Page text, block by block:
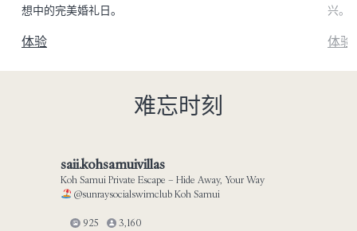
想中的完美婚礼日。
体验
兴。
体验
难忘时刻
saii.kohsamuivillas
Koh Samui Private Escape – Hide Away, Your Way
@sunraysocialswimclub Koh Samui
925 3,160